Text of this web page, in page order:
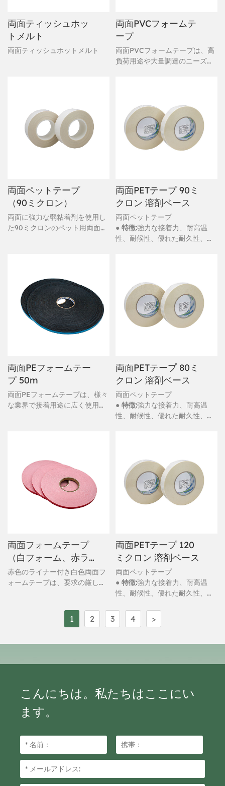
両面ティッシュホッ
トメルト
両面ティッシュホットメルト
両面PVCフォームテ
ープ
両面PVCフォームテープは、高
負荷用途や大量調達のニーズ向
塗布した独立気泡PVCフォーム
コアを特徴としており、優れた
シーリング性能、クッション
性、接着性を提供し、様々な産
業ニーズに対応します。
両面ペットテープ
（90ミクロン）
両面に強力な弱粘着剤を使用し
た90ミクロンのペット用両面テ
両面PETテープ 90ミ
クロン 溶剤ベース
両面ペットテープ
● 特徴:強力な接着力、耐高温
性、耐候性、優れた耐久性、防
両面PEフォームテー
プ 50m
両面PEフォームテープは、様々
な業界で接着用途に広く使用さ
います。「50m」は、テープロ
ールの長さ（50メートル）を表
しています。
両面PETテープ 80ミ
クロン 溶剤ベース
両面ペットテープ
● 特徴:強力な接着力、耐高温
性、耐候性、優れた耐久性、防
両面フォームテープ
（白フォーム、赤ラ
イナー）
赤色のライナー付き白色両面フ
ォームテープは、要求の厳しい
す。この高性能テープは、耐久
性の高い白色ポリエチレンフォ
ル系粘着剤を塗布し、剥離しや
ナーで保護されています。大量
プは、優れた耐候性、耐熱性、
そして様々な産業用途における
接着強度を備え、優れた視覚コ
ントラストにより容易に貼り付
両面PETテープ 120
ミクロン 溶剤ベース
両面ペットテープ
● 特徴:強力な接着力、耐高温
性、耐候性、優れた耐久性、防
1 2 3 4 >
こんにちは。私たちはここにい
ます。